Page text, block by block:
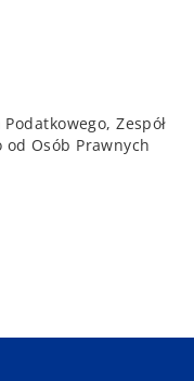
Zespół
Osób Prawnych